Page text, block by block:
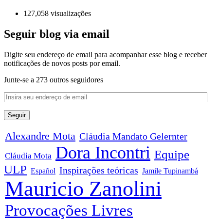
127,058 visualizações
Seguir blog via email
Digite seu endereço de email para acompanhar esse blog e receber
notificações de novos posts por email.
Junte-se a 273 outros seguidores
Alexandre Mota Cláudia Mandato Gelernter
Cláudia Mota Dora Incontri Equipe
ULP Español Inspirações teóricas Jamile Tupinambá
Mauricio Zanolini
Provocações Livres